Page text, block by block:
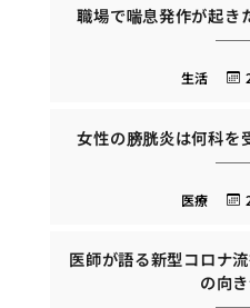
職場で喘息発作が起き
生活
女性の膀胱炎は何科を
医療
医師が語る新型コロナ
の向